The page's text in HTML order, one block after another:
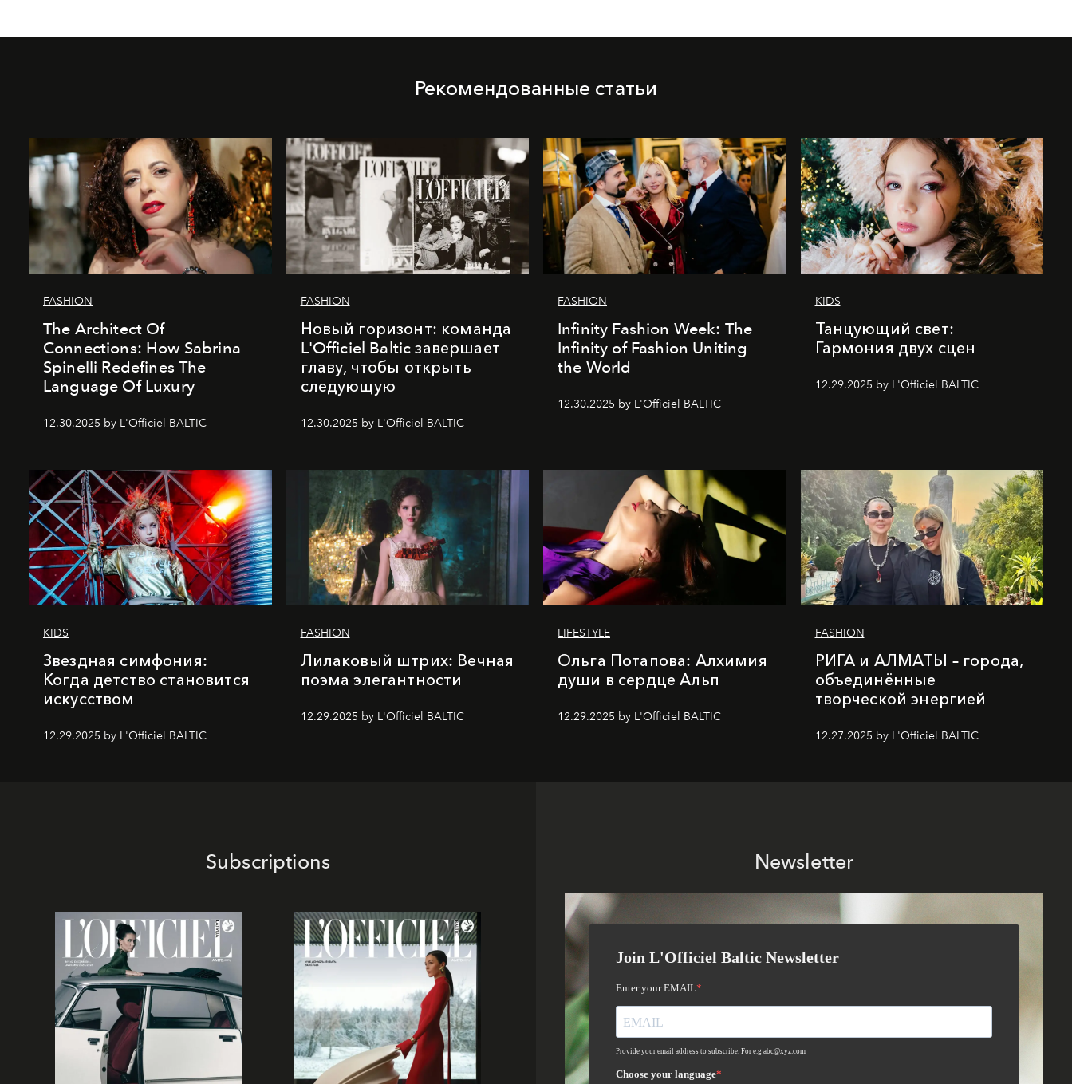
Рекомендованные статьи
FASHION
The Architect Of
Connections: How Sabrina
Spinelli Redefines The
Language Of Luxury
12.30.2025 by L'Officiel BALTIC
FASHION
Новый горизонт: команда
L'Officiel Baltic завершает
главу, чтобы открыть
следующую
12.30.2025 by L'Officiel BALTIC
FASHION
Infinity Fashion Week: The
Infinity of Fashion Uniting
the World
12.30.2025 by L'Officiel BALTIC
KIDS
Танцующий свет:
Гармония двух сцен
12.29.2025 by L'Officiel BALTIC
KIDS
Звездная симфония:
Когда детство становится
искусством
12.29.2025 by L'Officiel BALTIC
FASHION
Лилаковый штрих: Вечная
поэма элегантности
12.29.2025 by L'Officiel BALTIC
LIFESTYLE
Ольга Потапова: Алхимия
души в сердце Альп
12.29.2025 by L'Officiel BALTIC
FASHION
РИГА и АЛМАТЫ – города,
объединённые
творческой энергией
12.27.2025 by L'Officiel BALTIC
Subscriptions Newsletter